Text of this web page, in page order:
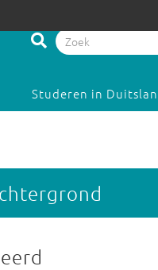
Studeren in